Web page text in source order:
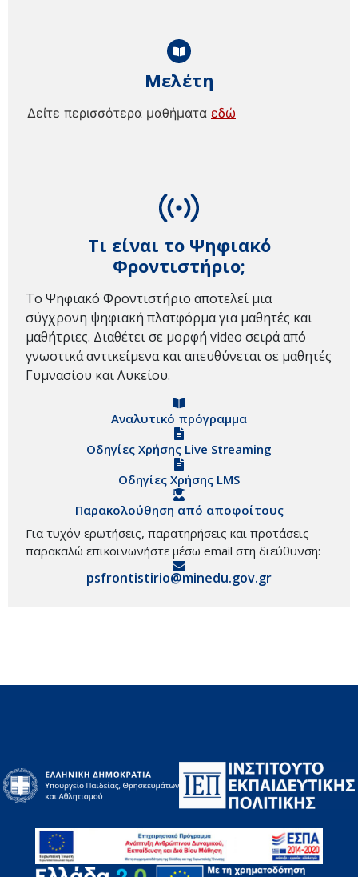
Τι είναι το Ψηφιακό
Φροντιστήριο;
Το Ψηφιακό Φροντιστήριο αποτελεί μια
σύγχρονη ψηφιακή πλατφόρμα για μαθητές και
μαθήτριες. Διαθέτει σε μορφή video σειρά από
γνωστικά αντικείμενα και απευθύνεται σε μαθητές
Γυμνασίου και Λυκείου.
Αναλυτικό πρόγραμμα
Οδηγίες Χρήσης Live Streaming
Οδηγίες Χρήσης LMS
Παρακολούθηση από αποφοίτους
Για τυχόν ερωτήσεις, παρατηρήσεις και προτάσεις
παρακαλώ επικοινωνήστε μέσω email στη διεύθυνση:
psfrontistirio@minedu.gov.gr
Μελέτη
Δείτε περισσότερα μαθήματα εδώ